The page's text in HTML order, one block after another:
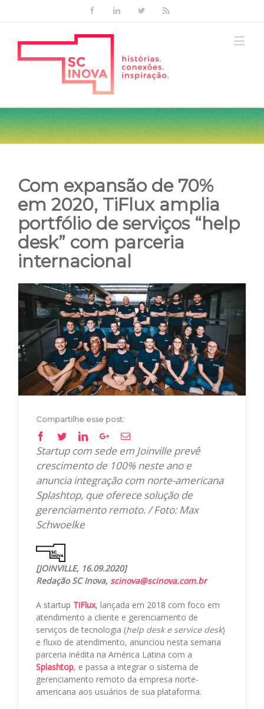
FacebookLinkedinTwitter
Com expansão de 70%
em 2020, TiFlux amplia
portfólio de serviços “help
desk” com parceria
internacional
View
Larger
Image
Compartilhe esse post:
Facebook
TwitterLinkedinGoogle+Email
Startup com sede em Joinville prevê
crescimento de 100% neste ano e
anuncia integração com norte-americana
Splashtop, que oferece solução de
gerenciamento remoto. / Foto: Max
Schwoelke
[JOINVILLE, 16.09.2020]
Redação SC Inova, scinova@scinova.com.br
A startup TiFlux, lançada em 2018 com foco em
atendimento a cliente e gerenciamento de
serviços de tecnologia (help desk e service desk)
e fluxo de atendimento, anunciou nesta semana
parceria inédita na América Latina com a
Splashtop, e passa a integrar o sistema de
gerenciamento remoto da empresa norte-
americana aos usuários de sua plataforma.